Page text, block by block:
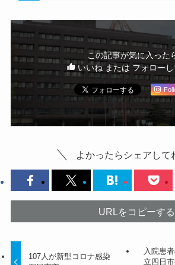
この記事が気に入った
いいね または フォロー
よかったらシェアして
URLをコピーする
107人が新型コロナ感染
入院患
立四日